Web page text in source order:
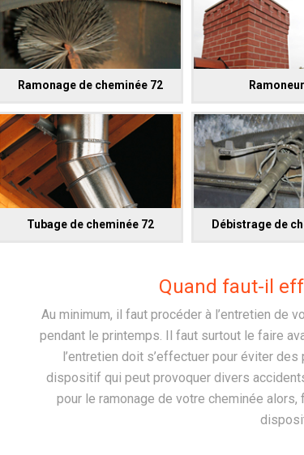
Ramonage de cheminée 72
Tubage de cheminée 72 Débistrage de
Quand faut-il
Au minimum, il faut procéder à l’entretien de
pendant le printemps. Il faut surtout le faire
l’entretien doit s’effectuer pour éviter
dispositif qui peut provoquer divers
pour le ramonage de votre cheminée